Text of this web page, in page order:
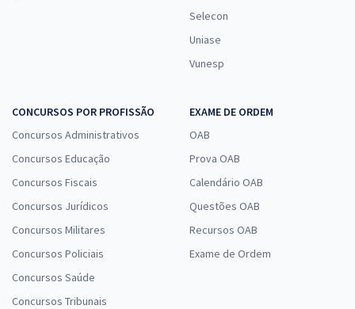
Selecon
Uniase
Vunesp
CONCURSOS POR PROFISSÃO
Concursos Administrativos
Concursos Educação
Concursos Fiscais
Concursos Jurídicos
Concursos Militares
Concursos Policiais
Concursos Saúde
Concursos Tribunais
EXAME DE ORDEM
OAB
Prova OAB
Calendário OAB
Questões OAB
Recursos OAB
Exame de Ordem